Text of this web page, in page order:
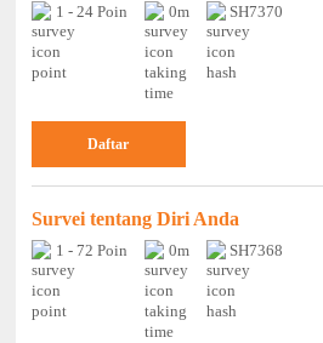
1 - 24 Poin 0m
SH7370
Daftar
Survei tentang Diri Anda
1 - 72 Poin 0m
SH7368